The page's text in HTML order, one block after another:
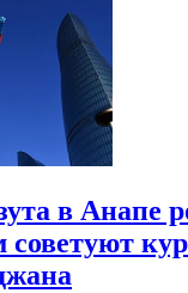
в Анапе
советуют